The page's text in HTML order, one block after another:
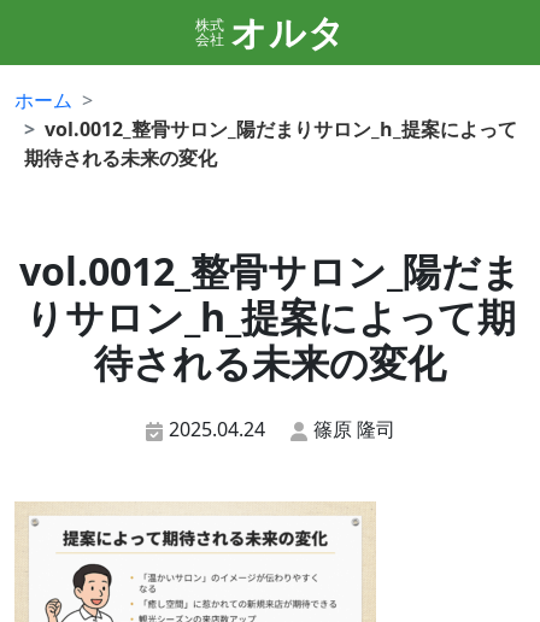
株式
会社 オルタ
ホーム
vol.0012_整骨サロン_陽だまりサロン_h_提案によって
期待される未来の変化
vol.0012_整骨サロン_陽だま
りサロン_h_提案によって期
待される未来の変化
2025.04.24 篠原 隆司